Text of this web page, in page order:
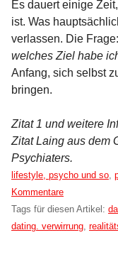
Es dauert einige
ist. Was
verlassen. Die Frage:
welches Ziel habe
Anfang, sich selbst
bringen.
Zitat 1 und weitere
Zitat Laing aus dem
Psychiaters.
Kategorien:
lifestyle, psycho und so
Kommentare
Tags für diesen Artikel:
dating. verwirrung